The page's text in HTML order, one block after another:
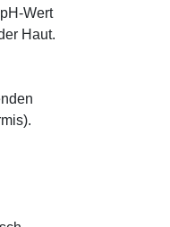
Wert
Haut.